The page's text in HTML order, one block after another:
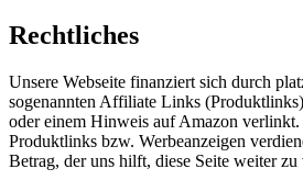
Rechtliches
Unsere Webseite finanziert sich durch
sogenannten Affiliate Links
oder einem Hinweis auf Amazon
Produktlinks bzw. Werbeanzeigen
Betrag, der uns hilft, diese Seite weiter zu